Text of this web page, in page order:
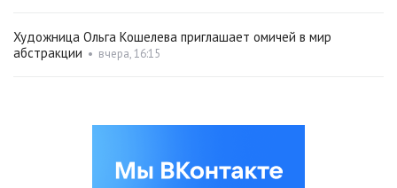
Художница Ольга Кошелева приглашает омичей в мир
абстракции • вчера, 16:15